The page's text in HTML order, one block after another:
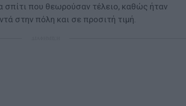
σπίτι που θεωρούσαν τέλειο, καθώς ήταν
στην πόλη και σε προσιτή τιμή.